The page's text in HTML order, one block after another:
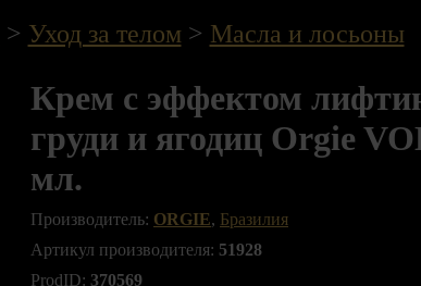
> Уход за телом> Масла и лосьоны
Крем с эффектом
груди и ягодиц Orgie
мл.
Производитель: ORGIE, Бразилия
Артикул производителя: 51928
ProdID: 370569